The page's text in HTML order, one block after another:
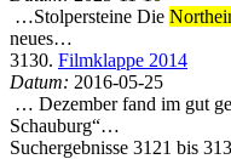
…Stolpersteine Die
neues…
3130. Filmklappe 2014
Datum: 2016-05-25
… Dezember fand im gut
Schauburg“…
Suchergebnisse 3121 bis